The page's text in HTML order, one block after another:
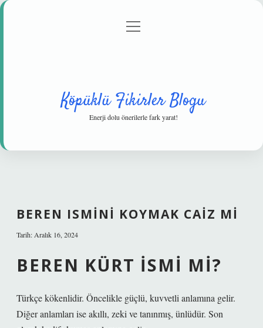
Gizlilik Politikası
menüyü
Köpüklü Fikirler Blogu
Enerji dolu önerilerle fark yarat!
BEREN ISMINI KOYMAK CAIZ MI
Tarih: Aralık 16, 2024
BEREN KÜRT ISMI MI?
Türkçe kökenlidir. Öncelikle güçlü, kuvvetli anlamına gelir.
Diğer anlamları ise akıllı, zeki ve tanınmış, ünlüdür. Son